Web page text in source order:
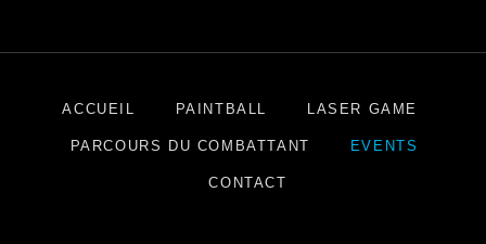
ACCUEIL PAINTBALL LASER GAME
PARCOURS DU COMBATTANT EVENTS
CONTACT